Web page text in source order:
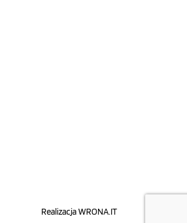
RealizacjaWRONA.IT